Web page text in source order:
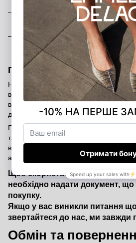
Банківський переказ — ви можете
наш розрахунковий рахунок
Оплата в шоурумах
—
банківською карткою або через
магазинах у Києві та Харкові
Гарантія від виробника — 12
На всі вироби Emmelie Delage
від виробника строком на 12 місяців з
впевнені у якості наших товарів і
дарувала вам задоволення та
Гарантія покриває виробничі дефекти
також недоліки, що виникли з вини
виявлення таких дефектів ми
або здійснимо обмін товару.
Щоб скористатися
необхідно надати документ, що
покупку.
Якщо у вас виникли питання
звертайтеся до нас, ми завжди
Обмін та